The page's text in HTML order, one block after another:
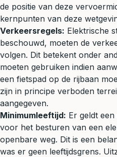
de positie van deze
kernpunten van deze
Verkeersregels: Elektrische
beschouwd, moeten de
volgen. Dit betekent onder
moeten gebruiken indien
een fietspad op de rijbaan
zijn in principe verboden
aangegeven.
Minimumleeftijd: Er geldt
voor het besturen van een
openbare weg. Dit is een
was er geen leeftijdsgrens.